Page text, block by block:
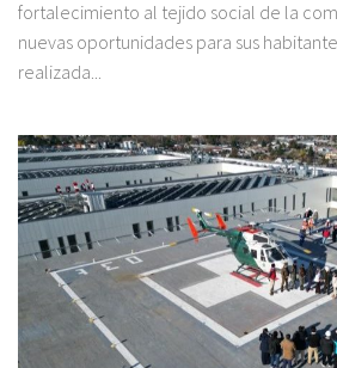
fortalecimiento al tejido social de la
nuevas oportunidades para sus
realizada...